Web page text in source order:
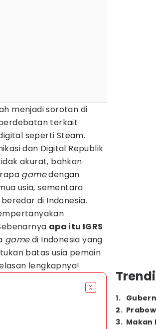
menjadi sorotan di
terkait
seperti Steam.
dan Digital Republik
akurat, bahkan
gamedengan
usia, sementara
di Indonesia.
apa itu IGRS
gamedi Indonesia yang
batas usia pemain
lengkapnya!
1.
2.
3. Makan